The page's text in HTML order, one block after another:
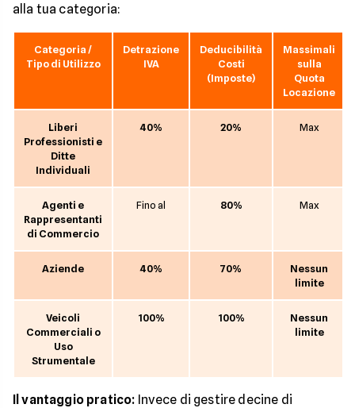
alla tua categoria:
Categoria /
Tipo di Utilizzo
Detrazione
IVA
Deducibilità
Costi
(Imposte)
Massimali
sulla
Quota
Locazione
Liberi
Professionisti e
Ditte
Individuali
40% 20% Max
Agenti e
Rappresentanti
di Commercio
Fino al 80% Max
Aziende 40% 70%
Nessun
limite
Veicoli
Commerciali o
Uso
Strumentale
100% 100%
Nessun
limite
Il vantaggio pratico: Invece di gestire decine di